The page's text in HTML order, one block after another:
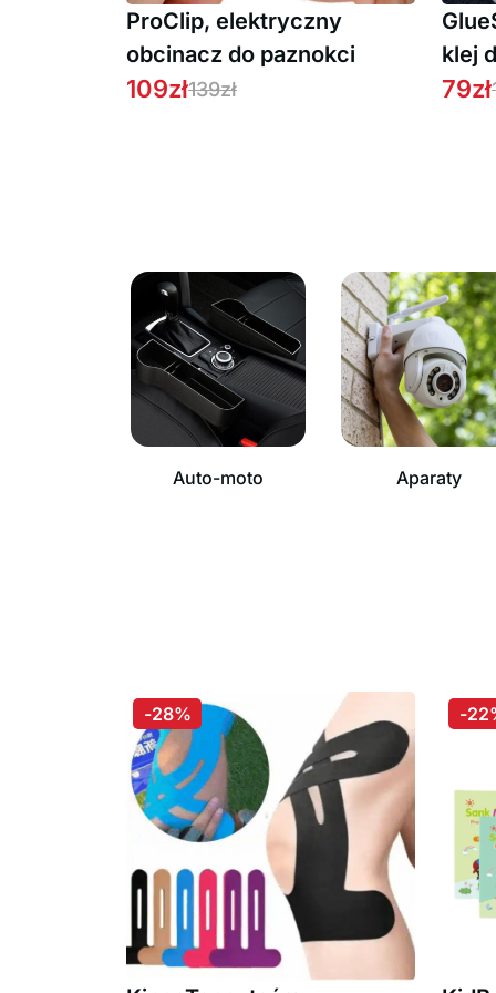
ProClip, elektryczny
obcinacz do paznokci
109zł139zł
klej
79zł
Auto-moto Aparaty
-28% -